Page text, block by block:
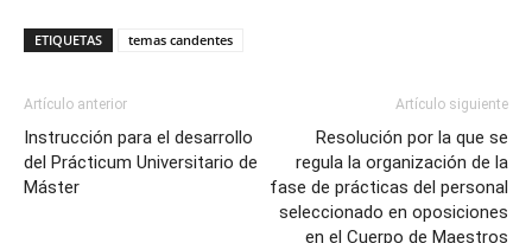
ETIQUETAS temas candentes
Artículo anterior
Instrucción para el desarrollo
del Prácticum Universitario de
Máster
Artículo siguiente
Resolución por la que se
regula la organización de la
fase de prácticas del personal
seleccionado en oposiciones
en el Cuerpo de Maestros